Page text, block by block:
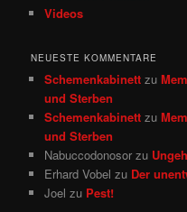
Videos
NEUESTE KOMMENTARE
Schemenkabinett zu
und Sterben
Schemenkabinett zu
und Sterben
Nabuccodonosor zu
Erhard Vobel zu Der
Joel zu Pest!